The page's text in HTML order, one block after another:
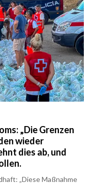
„Die Grenzen
wieder
dies ab, und
„Diese Maßnahme